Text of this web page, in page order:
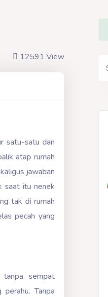
12591 View
satu-satu dan
atap rumah
jawaban
saat itu nenek
tak di rumah
pecah yang
sempat
Tanpa